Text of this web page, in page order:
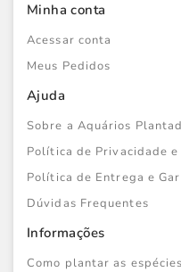
Minha conta
Acessar conta
Meus Pedidos
Ajuda
Sobre a Aquários
Política de Privacidade e
Política de Entrega e
Dúvidas Frequentes
Informações
Como plantar as